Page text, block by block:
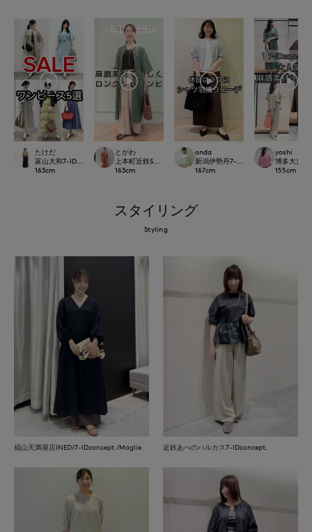
たけだ
富山大和7-IDconcept.
163cm
とがわ
上本町近鉄SUPERIORCLOSET
163cm
onda
新潟伊勢丹7-IDconcept.
167cm
yoshi
博多大丸
155cm
スタイリング
Styling
福山天満屋店INED/7-IDconcept./Maglie 近鉄あべのハルカス7-IDconcept.